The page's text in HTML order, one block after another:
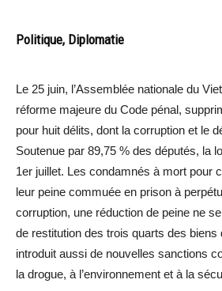
Politique, Diplomatie
Le 25 juin, l’Assemblée nationale du
réforme majeure du Code pénal,
pour huit délits, dont la corruption et le
Soutenue par 89,75 % des députés, la
1er juillet. Les condamnés à mort pour
leur peine commuée en prison à
corruption, une réduction de peine ne
de restitution des trois quarts des biens
introduit aussi de nouvelles sanctions
la drogue, à l’environnement et à la